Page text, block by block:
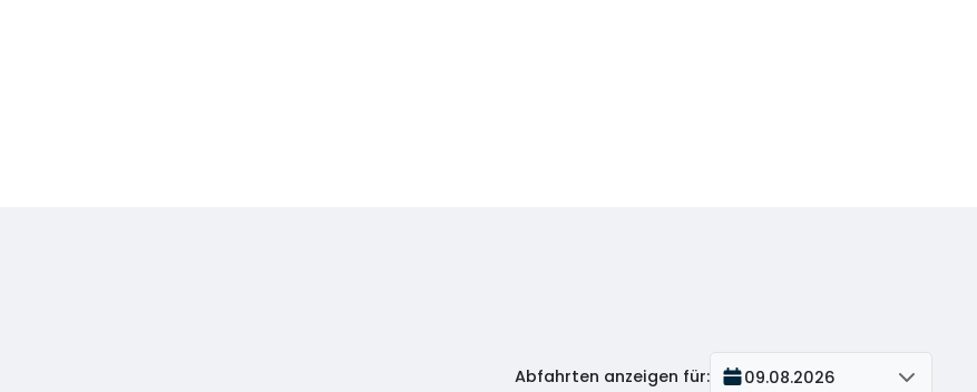
Abfahrten anzeigen für: 09.08.2026